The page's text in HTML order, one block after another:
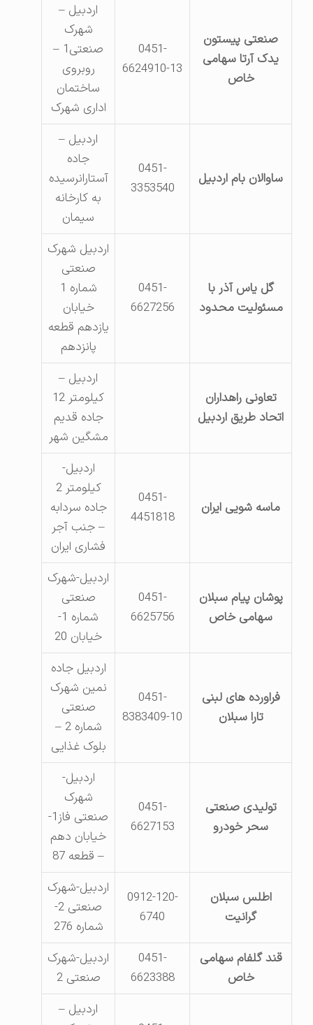
صنعتی پیستون
یدک آرتا سهامی
خاص
0451-
6624910-13
اردبیل –
شهرک
صنعتی1 –
روبروی
ساختمان
اداری شهرک
ساوالان بام اردبیل
0451-
3353540
اردبیل –
جاده
آستارانرسیده
به کارخانه
سیمان
گل یاس آذر با
مسئولیت محدود
0451-
6627256
اردبیل شهرک
صنعتی
شماره 1
خیابان
یازدهم قطعه
پانزدهم
تعاونی راهداران
اتحاد طریق اردبیل
اردبیل –
کیلومتر 12
جاده قدیم
مشگین شهر
ماسه شویی ایران
0451-
4451818
اردبیل-
کیلومتر 2
جاده سردابه
– جنب آجر
فشاری ایران
پوشان پیام سبلان
سهامی خاص
0451-
6625756
اردبیل-شهرک
صنعتی
شماره 1-
خیابان 20
فراورده های لبنی
تارا سبلان
0451-
8383409-10
اردبیل جاده
نمین شهرک
صنعتی
شماره 2 –
بلوک غذایی
تولیدی صنعتی
سحر خودرو
0451-
6627153
اردبیل-
شهرک
صنعتی فاز1-
خیابان دهم
– قطعه 87
اطلس سبلان
گرانیت
0912-120-
6740
اردبیل-شهرک
صنعتی 2-
شماره 276
قند گلفام سهامی
خاص
0451-
6623388
اردبیل-شهرک
صنعتی 2
اردبیل –